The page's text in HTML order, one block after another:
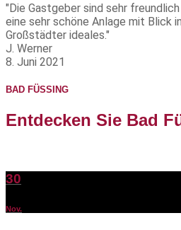
"Die Gastgeber sind sehr
eine sehr schöne Anlage mit Blick
Großstädter ideales."
J. Werner
8. Juni 2021
BAD FÜSSING
Entdecken Sie Bad
30
Nov.